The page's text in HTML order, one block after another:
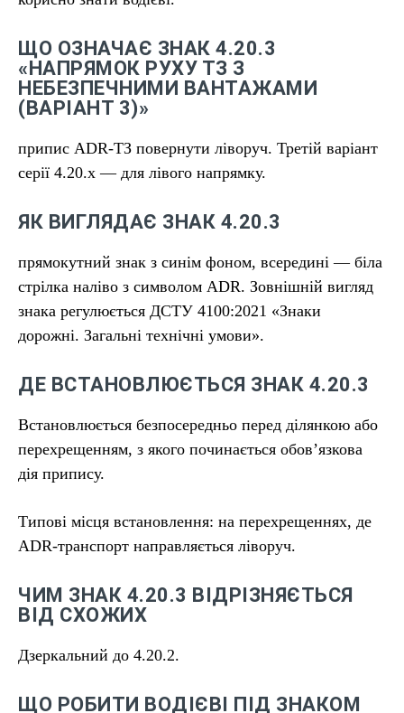
ЩО ОЗНАЧАЄ ЗНАК 4.20.3
«НАПРЯМОК РУХУ ТЗ З
НЕБЕЗПЕЧНИМИ ВАНТАЖАМИ
(ВАРІАНТ 3)»
припис ADR-ТЗ повернути ліворуч. Третій варіант
серії 4.20.x — для лівого напрямку.
ЯК ВИГЛЯДАЄ ЗНАК 4.20.3
прямокутний знак з синім фоном, всередині — біла
стрілка наліво з символом ADR. Зовнішній вигляд
знака регулюється ДСТУ 4100:2021 «Знаки
дорожні. Загальні технічні умови».
ДЕ ВСТАНОВЛЮЄТЬСЯ ЗНАК 4.20.3
Встановлюється безпосередньо перед ділянкою або
перехрещенням, з якого починається обов’язкова
дія припису.
Типові місця встановлення: на перехрещеннях, де
ADR-транспорт направляється ліворуч.
ЧИМ ЗНАК 4.20.3 ВІДРІЗНЯЄТЬСЯ
ВІД СХОЖИХ
Дзеркальний до 4.20.2.
ЩО РОБИТИ ВОДІЄВІ ПІД ЗНАКОМ